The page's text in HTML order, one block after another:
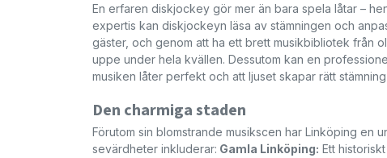
En erfaren diskjockey gör mer än bara spela låtar –
expertis kan diskjockeyn läsa av stämningen och
gäster, och genom att ha ett brett musikbibliotek från
uppe under hela kvällen. Dessutom kan en
musiken låter perfekt och att ljuset skapar rätt
Den charmiga staden
Förutom sin blomstrande musikscen har Linköping en
sevärdheter inkluderar: Gamla Linköping: Ett